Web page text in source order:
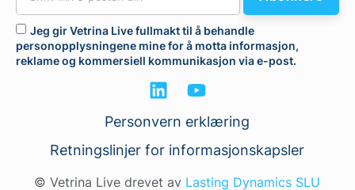
Jeg gir Vetrina Live fullmakt til å behandle
personopplysningene mine for å motta informasjon,
reklame og kommersiell kommunikasjon via e-post.
Personvern erklæring
Retningslinjer for informasjonskapsler
© Vetrina Live drevet av Lasting Dynamics SLU